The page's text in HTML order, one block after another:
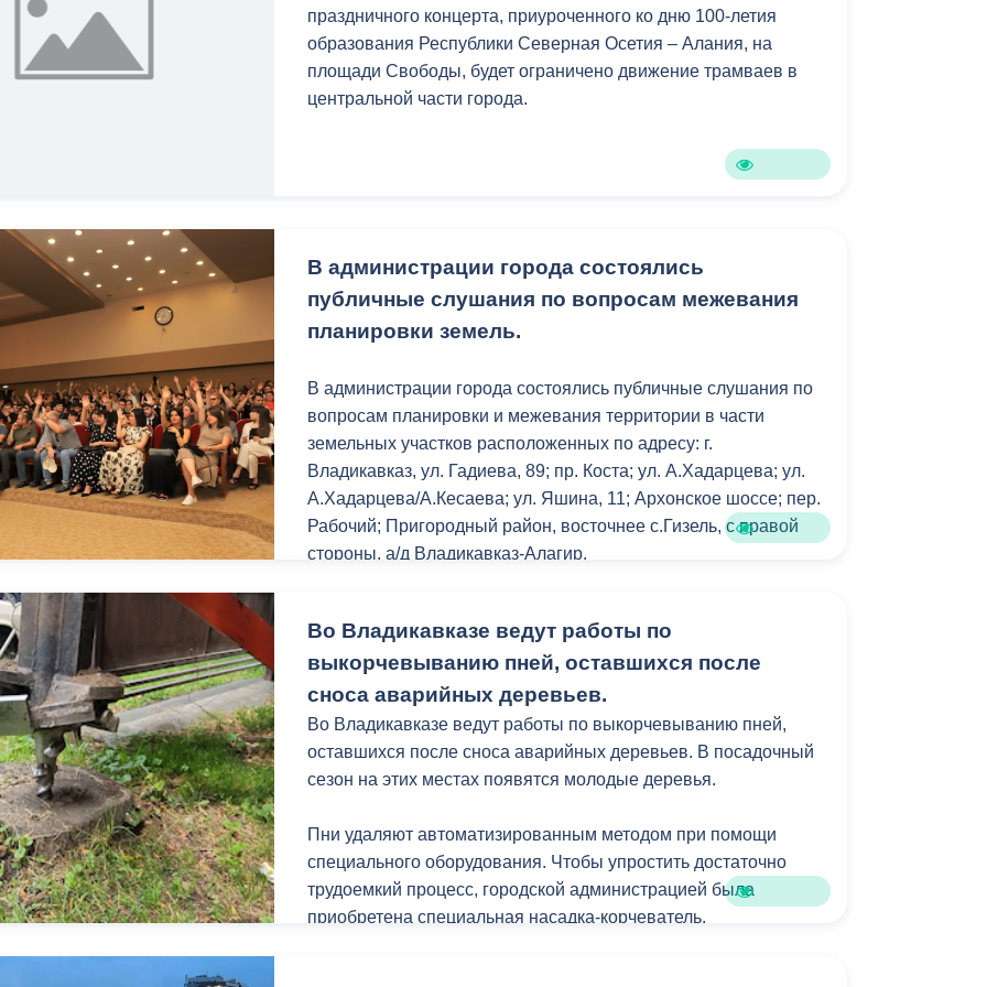
постановления Кадровая политика Противодействие коррупции
НПА Контактная информация Градостроительная деятельность
Общественное обсуждение
документов стратегического
планирования
Гражданская оборона в
Незаконное строительство
результатах
Порядок обжалования решений и
действий органов местного
самоуправления
Информация финансового
Бесплатная юридическая помощь
контроль Выборы 2026
праздничного концерта, приуроченного ко дню 100-летия
образования Республики Северная Осетия – Алания, на
площади Свободы, будет ограничено движение трамваев в
центральной части города.
В администрации города состоялись
публичные слушания по вопросам межевания
планировки земель.
В администрации города состоялись публичные слушания по
вопросам планировки и межевания территории в части
земельных участков расположенных по адресу: г.
Владикавказ, ул. Гадиева, 89; пр. Коста; ул. А.Хадарцева; ул.
А.Хадарцева/А.Кесаева; ул. Яшина, 11; Архонское шоссе; пер.
Рабочий; Пригородный район, восточнее с.Гизель, с правой
стороны, а/д Владикавказ-Алагир.
стал проект строительства аквакомплекса «Аквасити».
По словам инвестора, на территории планируется
строительство современного многофункционального
аквакомплекса, включающего круглогодичный аква-центр,
СПА-центр, гостиничный комплекс, кафе (фудкорт), парковой
инфраструктуру для занятий физкультурой и спортом.
Особое внимание будет уделено восстановлению амфитеатра
на 3000 зрительских мест.
Во Владикавказе ведут работы по
выкорчевыванию пней, оставшихся после
сноса аварийных деревьев.
Во Владикавказе ведут работы по выкорчевыванию пней,
оставшихся после сноса аварийных деревьев. В посадочный
сезон на этих местах появятся молодые деревья.
Пни удаляют автоматизированным методом при помощи
специального оборудования. Чтобы упростить достаточно
трудоемкий процесс, городской администрацией была
приобретена специальная насадка-корчеватель.